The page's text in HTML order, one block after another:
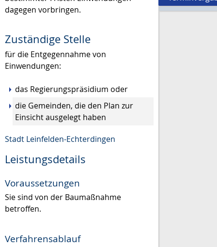
dagegen vorbringen.
Zuständige Stelle
für die Entgegennahme von
Einwendungen:
das Regierungspräsidium oder
die Gemeinden, die den Plan zur
Einsicht ausgelegt haben
Stadt Leinfelden-Echterdingen
Leistungsdetails
Voraussetzungen
Sie sind von der Baumaßnahme
betroffen.
Verfahrensablauf